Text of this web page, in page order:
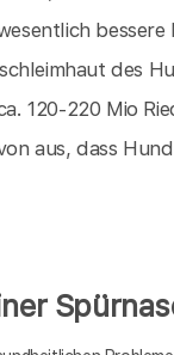
des
120-220 Mio
aus, dass